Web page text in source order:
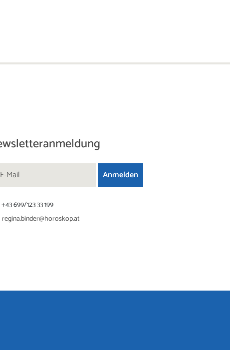
+43 699/123 33 199
regina.binder@horoskop.at